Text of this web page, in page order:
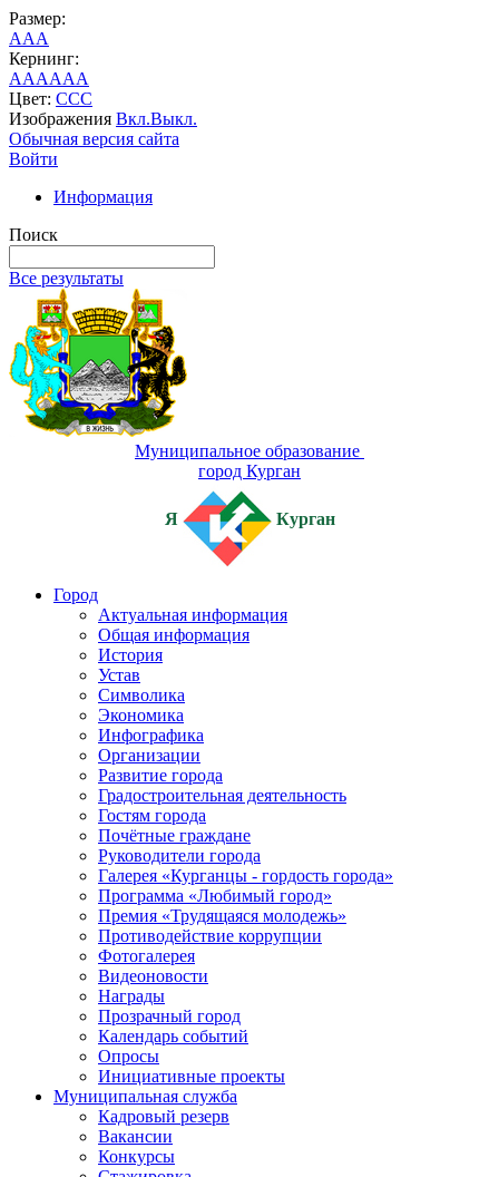
Размер:
AAA
Кернинг:
AAAAAA
Цвет: CCC
Изображения Вкл.Выкл.
Обычная версия сайта
Войти
Информация
Поиск
Все результаты
Муниципальное образование
город Курган
Я Курган
Город
Актуальная информация
Общая информация
История
Устав
Символика
Экономика
Инфографика
Организации
Развитие города
Градостроительная деятельность
Гостям города
Почётные граждане
Руководители города
Галерея «Курганцы - гордость города»
Программа «Любимый город»
Премия «Трудящаяся молодежь»
Противодействие коррупции
Фотогалерея
Видеоновости
Награды
Прозрачный город
Календарь событий
Опросы
Инициативные проекты
Муниципальная служба
Кадровый резерв
Вакансии
Конкурсы